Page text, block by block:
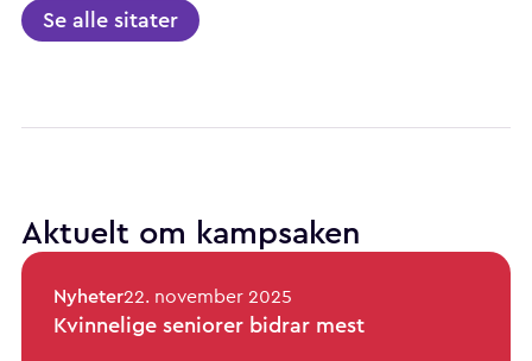
Se alle sitater
Aktuelt om kampsaken
Nyheter22. november 2025
Kvinnelige seniorer bidrar mest